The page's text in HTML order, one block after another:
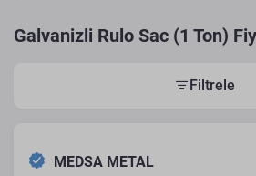
Galvanizli Rulo Sac (1 Ton)
Filtrele
MEDSA METAL